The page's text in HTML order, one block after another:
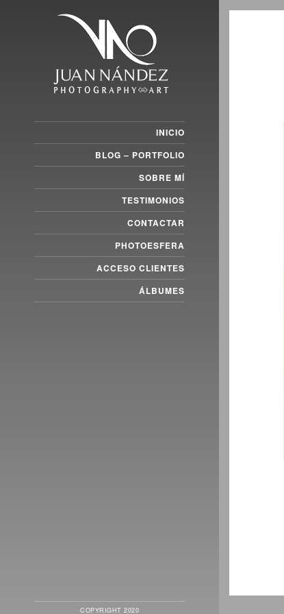
INICIO
BLOG – PORTFOLIO
SOBRE MÍ
TESTIMONIOS
CONTACTAR
PHOTOESFERA
ACCESO CLIENTES
ÁLBUMES
COPYRIGHT 2020